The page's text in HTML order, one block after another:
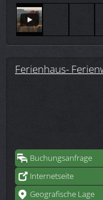
Ferienhaus-
Buchungsanfrage
Internetseite
Geografische Lage